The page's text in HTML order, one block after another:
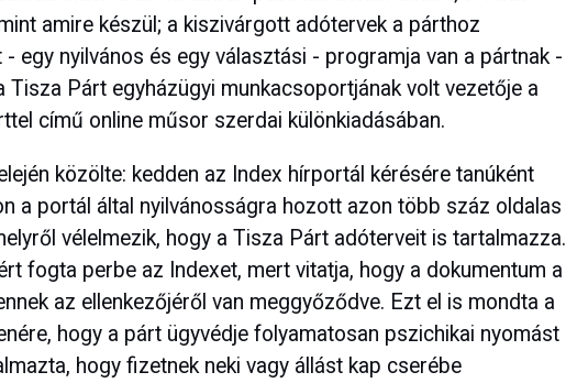
amire készül; a kiszivárgott adótervek a párthoz
- egy nyilvános és egy választási - programja van a pártnak -
Tisza Párt egyházügyi munkacsoportjának volt vezetője a
című online műsor szerdai különkiadásában.
közölte: kedden az Index hírportál kérésére tanúként
a portál által nyilvánosságra hozott azon több száz oldalas
vélelmezik, hogy a Tisza Párt adóterveit is tartalmazza.
fogta perbe az Indexet, mert vitatja, hogy a dokumentum a
az ellenkezőjéről van meggyőződve. Ezt el is mondta a
hogy a párt ügyvédje folyamatosan pszichikai nyomást
hogy fizetnek neki vagy állást kap cserébe